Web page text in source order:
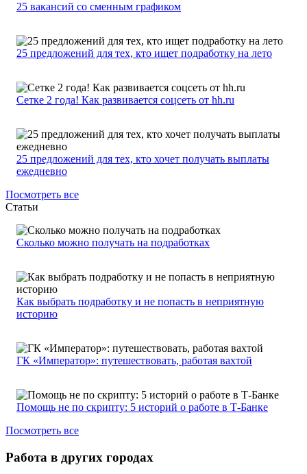
25 вакансий со сменным графиком
25 предложений для тех, кто ищет подработку на лето
Сетке 2 года! Как развивается соцсеть от hh.ru
25 предложений для тех, кто хочет получать выплаты
ежедневно
Посмотреть все
Статьи
Сколько можно получать на подработках
Как выбрать подработку и не попасть в неприятную
историю
ГК «Император»: путешествовать, работая вахтой
Помощь не по скрипту: 5 историй о работе в Т-Банке
Посмотреть все
Работа в других городах